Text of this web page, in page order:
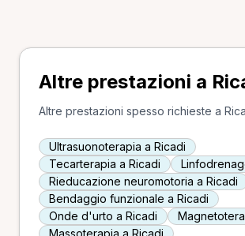
Altre prestazioni a
Altre prestazioni spesso richieste a
Ultrasuonoterapia a Ricadi
Tecarterapia a Ricadi
Rieducazione neuromotoria a Ricadi
Bendaggio funzionale a Ricadi
Onde d'urto a Ricadi
Massoterapia a Ricadi